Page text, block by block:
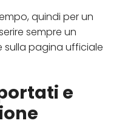
quindi per un
sempre un
sulla pagina ufficiale
e